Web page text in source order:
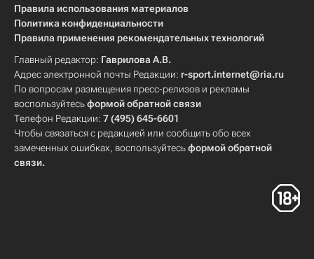
Правила использования материалов
Политика конфиденциальности
Правила применения рекомендательных технологий
Главный редактор: Гаврилова А.В.
Адрес электронной почты Редакции: r-sport.internet@ria.ru
По вопросам размещения пресс-релизов и рекламы
воспользуйтесьформой обратной связи
Телефон Редакции: 7 (495) 645-6601
Чтобы связаться с редакцией или сообщить обо всех
замеченных ошибках, воспользуйтесьформой обратной
связи.